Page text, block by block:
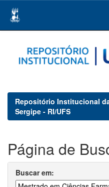
navigation
Repositório Institucional
Sergipe - RI/UFS
Página de
Buscar em: